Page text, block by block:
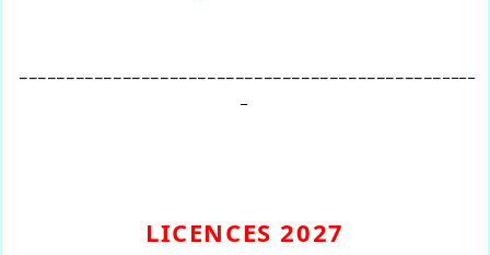
LICENCES 2027